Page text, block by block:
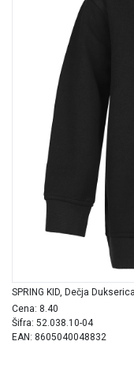
SPRING KID, Dečja
Cena: 8.40
Šifra: 52.038.10-04
EAN: 8605040048832